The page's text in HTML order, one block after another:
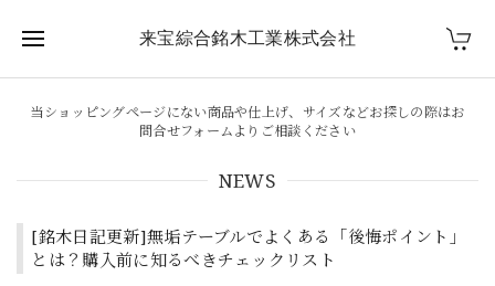
来宝綜合銘木工業株式会社
当ショッピングページにない商品や仕上げ、サイズなどお探しの際はお
問合せフォームよりご相談ください
NEWS
[銘木日記更新]無垢テーブルでよくある「後悔ポイント」
とは？購入前に知るべきチェックリスト